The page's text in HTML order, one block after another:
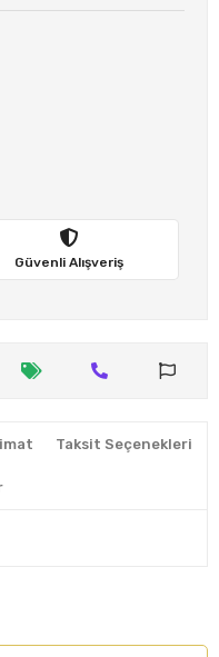
Güvenli Alışveriş
Taksit Seçenekleri